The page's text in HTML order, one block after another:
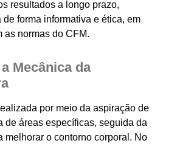
resultados a longo prazo,
forma informativa e ética, em
as normas do CFM.
Mecânica da
por meio da aspiração de
de áreas específicas, seguida da
melhorar o contorno corporal. No